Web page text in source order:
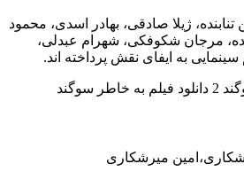
ژیلا صادقی، بهادر اسدی، محمود
مرجان شکوفکی، شهرام عبدلی،
به ایفای نقش پرداخته اند.
میرشکاری